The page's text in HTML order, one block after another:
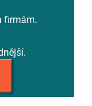
firmám.